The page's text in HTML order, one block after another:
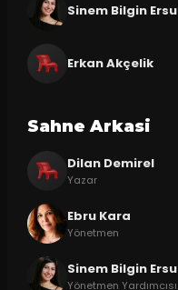
Sinem Bilgin Ersu
Erkan Akçelik
Sahne Arkasi
Dilan Demirel
Yazar
Ebru Kara
Yönetmen
Sinem Bilgin Ersu
Yönetmen Yardımcısı